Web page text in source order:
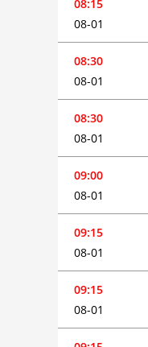
08:15
08-01
08:30
08-01
08:30
08-01
09:00
08-01
09:15
08-01
09:15
08-01